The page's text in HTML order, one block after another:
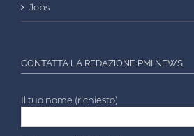
Jobs
CONTATTA LA REDAZIONE PMI NEWS
Il tuo nome (richiesto)